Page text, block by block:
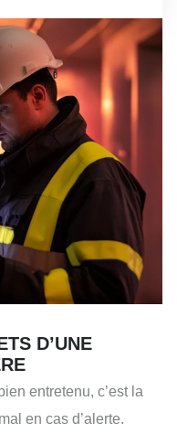
D’UNE
entretenu, c’est la
en cas d’alerte.